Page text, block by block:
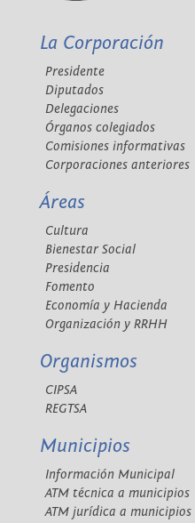
La Corporación
Presidente
Diputados
Delegaciones
Órganos colegiados
Comisiones informativas
Corporaciones anteriores
Áreas
Cultura
Bienestar Social
Presidencia
Fomento
Economía y Hacienda
Organización y RRHH
Organismos
CIPSA
REGTSA
Municipios
Información Municipal
ATM técnica a municipios
ATM jurídica a municipios